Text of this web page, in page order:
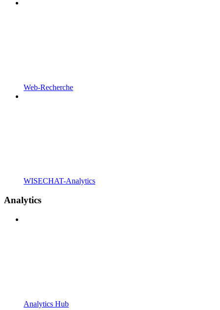
Web-Recherche
WISECHAT-Analytics
Analytics
Analytics Hub